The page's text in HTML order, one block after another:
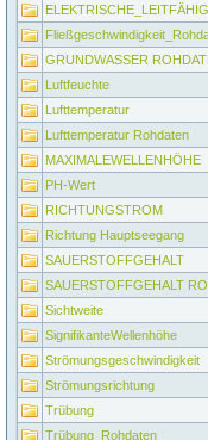
GRUNDWASSER
Luftfeuchte
Lufttemperatur
Lufttemperatur Rohdaten
MAXIMALEWELLENHÖHE
PH-Wert
RICHTUNGSTROM
Richtung Hauptseegang
SAUERSTOFFGEHALT
SAUERSTOFFGEHALT
Sichtweite
SignifikanteWellenhöhe
Strömungsgeschwindigkeit
Strömungsrichtung
Trübung
Trübung_Rohdaten